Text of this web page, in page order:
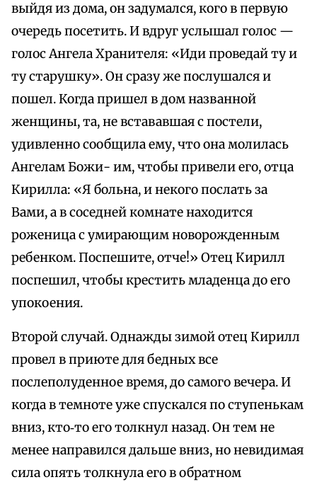
выйдя из дома, он задумался, кого в первую
очередь посетить. И вдруг услышал голос —
голос Ангела Хранителя: «Иди проведай ту и
ту старушку». Он сразу же послушался и
пошел. Когда пришел в дом названной
женщины, та, не встававшая с постели,
удивленно сообщила ему, что она молилась
Ангелам Божи- им, чтобы привели его, отца
Кирилла: «Я больна, и некого послать за
Вами, а в соседней комнате находится
роженица с умирающим новорожденным
ребенком. Поспешите, отче!» Отец Кирилл
поспешил, чтобы крестить младенца до его
упокоения.
Второй случай. Однажды зимой отец Кирилл
провел в приюте для бедных все
послеполуденное время, до самого вечера. И
когда в темноте уже спускался по ступенькам
вниз, кто‑то его толкнул назад. Он тем не
менее направился дальше вниз, но невидимая
сила опять толкнула его в обратном